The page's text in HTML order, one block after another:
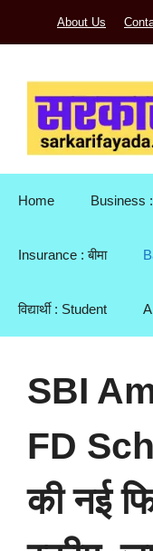
About Us
Home Business
Insurance : बीमा
विद्यार्थी : Student
SBI
FD
की नई